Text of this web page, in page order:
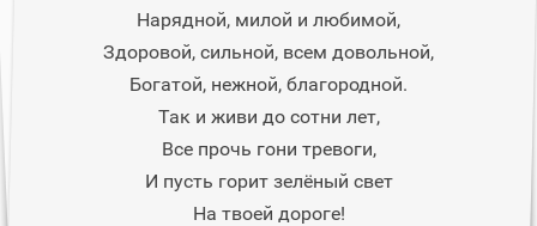
Hарядной, милой и любимой,
Здоровой, сильной, всем довольной,
Богатой, нежной, благородной.
Так и живи до сотни лет,
Все прочь гони тревоги,
И пусть горит зелёный свет
Hа твоей дороге!